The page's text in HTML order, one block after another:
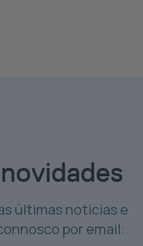
últimas noticias e
por email: